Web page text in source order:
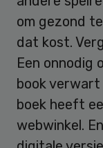
om gezond
dat kost.
Een onnodig
book verwart
boek heeft
webwinkel.